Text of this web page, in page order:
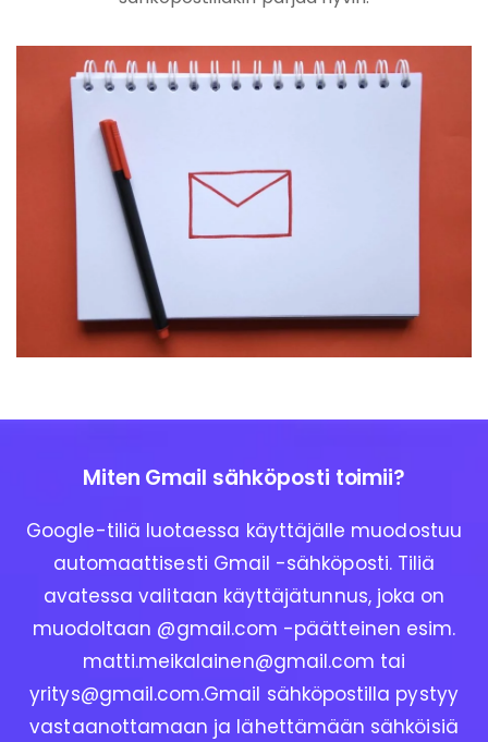
Miten Gmail sähköposti toimii?
Google-tiliä luotaessa käyttäjälle muodostuu
automaattisesti Gmail -sähköposti. Tiliä
avatessa valitaan käyttäjätunnus, joka on
muodoltaan @gmail.com -päätteinen esim.
matti.meikalainen@gmail.com tai
yritys@gmail.com.Gmail sähköpostilla pystyy
vastaanottamaan ja lähettämään sähköisiä